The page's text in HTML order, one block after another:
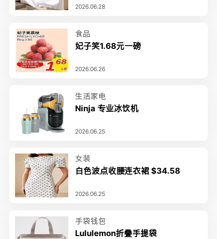
2026.06.28
食品
妃子笑1.68元一磅
2026.06.26
生活家电
Ninja 专业冰饮机
2026.06.25
女装
白色波点收腰连衣裙 $34.58
2026.06.25
手袋钱包
Lululemon折叠手提袋